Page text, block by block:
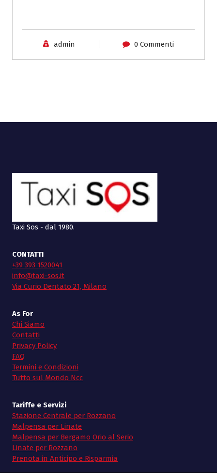
admin 0 Commenti
Taxi Sos - dal 1980.
CONTATTI
+39 393 1520041
info@taxi-sos.it
Via Curio Dentato 21, Milano
As For
Chi Siamo
Contatti
Privacy Policy
FAQ
Termini e Condizioni
Tutto sul Mondo Ncc
Tariffe e Servizi
Stazione Centrale per Rozzano
Malpensa per Linate
Malpensa per Bergamo Orio al Serio
Linate per Rozzano
Prenota in Anticipo e Risparmia